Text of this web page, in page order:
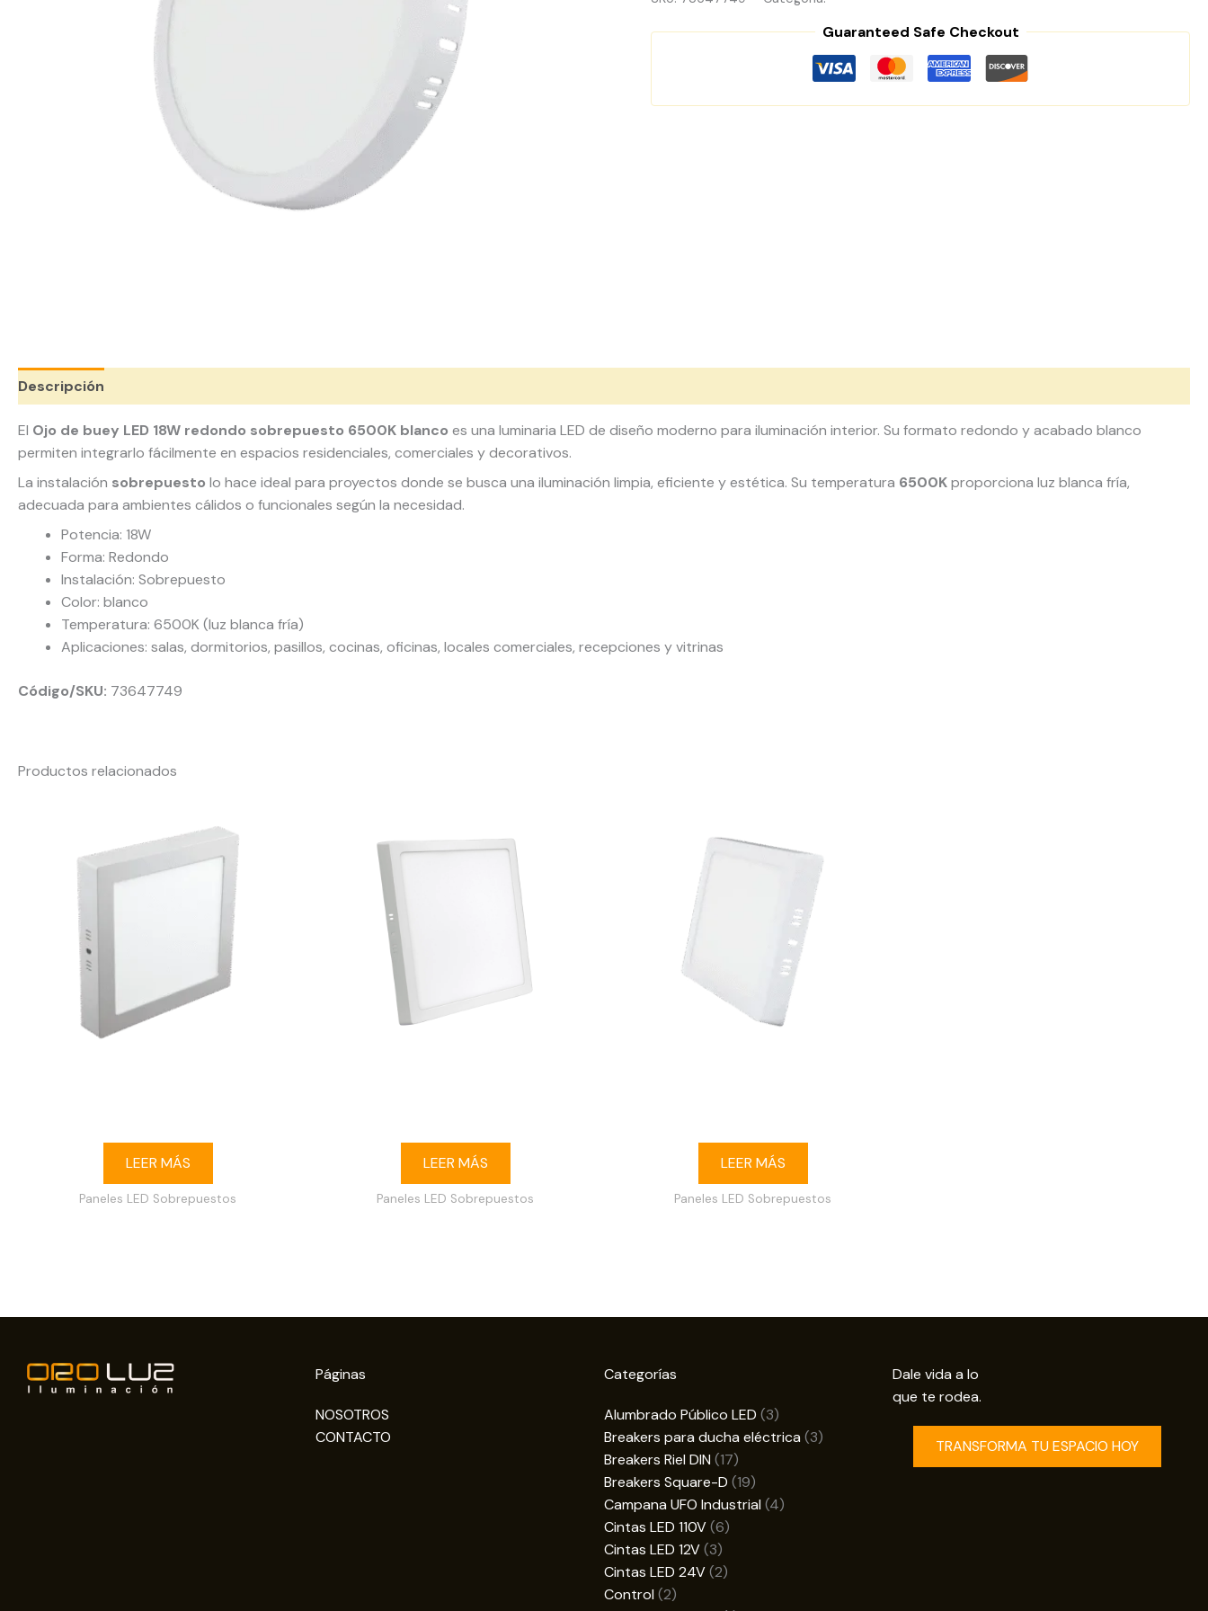
Guaranteed Safe Checkout
Descripción
El Ojo de buey LED 18W redondo sobrepuesto 6500K blanco es una luminaria LED de diseño moderno para iluminación interior. Su formato redondo y acabado blanco
permiten integrarlo fácilmente en espacios residenciales, comerciales y decorativos.
La instalación sobrepuesto lo hace ideal para proyectos donde se busca una iluminación limpia, eficiente y estética. Su temperatura 6500Kproporciona luz blanca fría,
adecuada para ambientes cálidos o funcionales según la necesidad.
Potencia: 18W
Forma: Redondo
Instalación: Sobrepuesto
Color: blanco
Temperatura: 6500K (luz blanca fría)
Aplicaciones: salas, dormitorios, pasillos, cocinas, oficinas, locales comerciales, recepciones y vitrinas
Código/SKU: 73647749
Productos relacionados
LEER MÁS
Paneles LED Sobrepuestos
LEER MÁS
Paneles LED Sobrepuestos
LEER MÁS
Paneles LED Sobrepuestos
Páginas
NOSOTROS
CONTACTO
Categorías
Alumbrado Público LED 33
productos
Breakers para ducha eléctrica 33
Breakers Riel DIN 1717
productos
Breakers Square-D 1919
productos
Campana UFO Industrial 44
Cintas LED 110V 66
Cintas LED 12V 33
productos
Cintas LED 24V 22
Control 22
Dale vida a lo
que te rodea.
TRANSFORMA TU ESPACIO HOY